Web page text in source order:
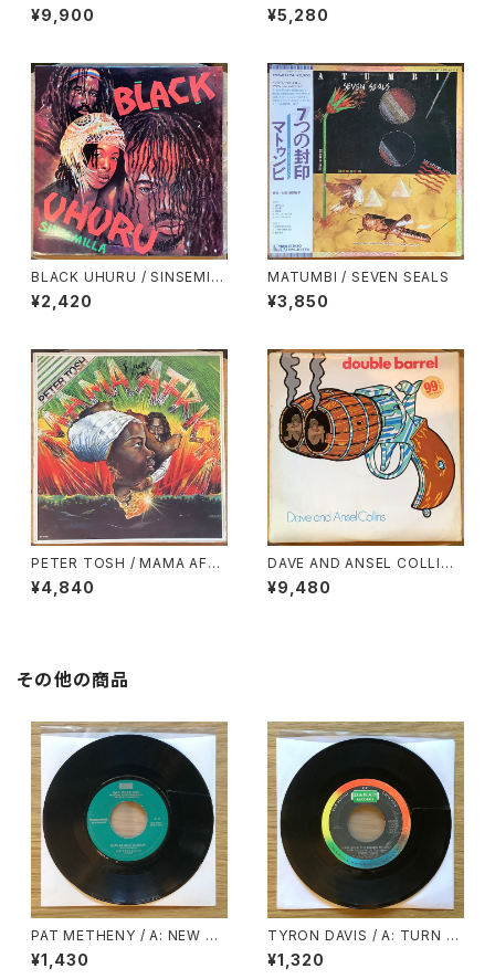
HAPPENING
¥9,900 ¥5,280
BLACK UHURU / SINSEMIL
LA
¥2,420
MATUMBI / SEVEN SEALS
¥3,850
PETER TOSH / MAMA AFRI
CA
¥4,840
DAVE AND ANSEL COLLINS
/ DOUBLE BARREL
¥9,480
その他の商品
PAT METHENY / A: NEW CH
AUTAUQUA / B: SUENO CO
N MEXICO
¥1,430
TYRON DAVIS / A: TURN B
ACK THE HANDS OF TIME /
B: I KEEP COMING BACK
¥1,320